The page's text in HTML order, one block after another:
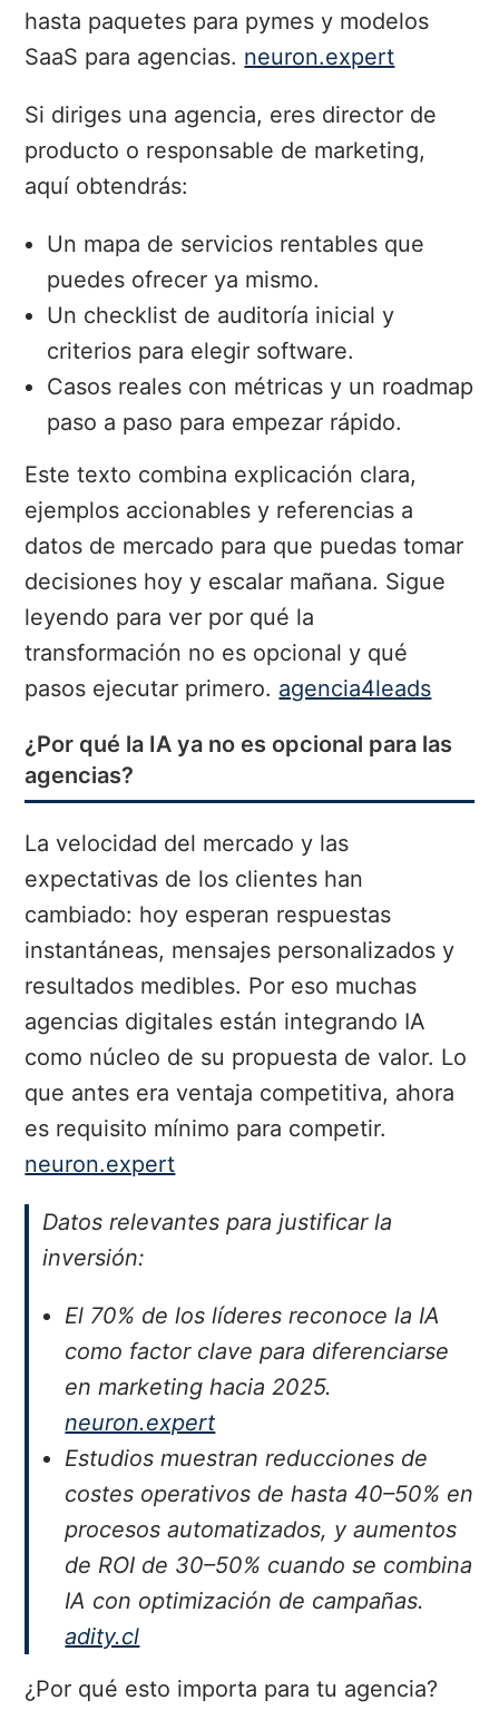
hasta paquetes para pymes y modelos
SaaS para agencias. neuron.expert
Si diriges una agencia, eres director de
producto o responsable de marketing,
aquí obtendrás:
Un mapa de servicios rentables que
puedes ofrecer ya mismo.
Un checklist de auditoría inicial y
criterios para elegir software.
Casos reales con métricas y un roadmap
paso a paso para empezar rápido.
Este texto combina explicación clara,
ejemplos accionables y referencias a
datos de mercado para que puedas tomar
decisiones hoy y escalar mañana. Sigue
leyendo para ver por qué la
transformación no es opcional y qué
pasos ejecutar primero. agencia4leads
¿Por qué la IA ya no es opcional para las
agencias?
La velocidad del mercado y las
expectativas de los clientes han
cambiado: hoy esperan respuestas
instantáneas, mensajes personalizados y
resultados medibles. Por eso muchas
agencias digitales están integrando IA
como núcleo de su propuesta de valor. Lo
que antes era ventaja competitiva, ahora
es requisito mínimo para competir.
neuron.expert
Datos relevantes para justificar la
inversión:
El 70% de los líderes reconoce la IA
como factor clave para diferenciarse
en marketing hacia 2025.
neuron.expert
Estudios muestran reducciones de
costes operativos de hasta 40–50% en
procesos automatizados, y aumentos
de ROI de 30–50% cuando se combina
IA con optimización de campañas.
adity.cl
¿Por qué esto importa para tu agencia?